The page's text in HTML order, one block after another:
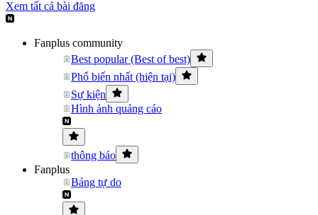
Xem tất cả bài đăng
Fanplus community
Best popular (Best of best)
Phổ biến nhất (hiện tại)
Sự kiện
Hình ảnh quảng cáo
thông báo
Fanplus
Bảng tự do